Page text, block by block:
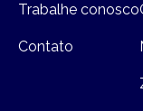
Trabalhe conosco
Contato